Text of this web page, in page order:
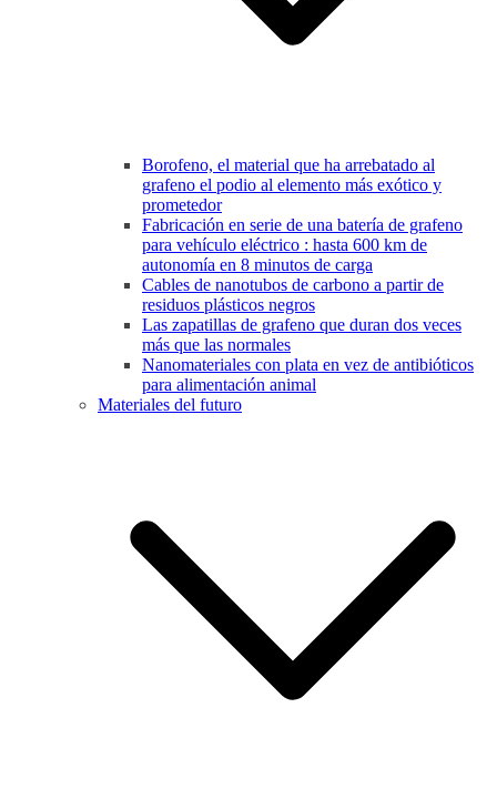
Borofeno, el material que ha arrebatado al
grafeno el podio al elemento más exótico y
prometedor
Fabricación en serie de una batería de grafeno
para vehículo eléctrico : hasta 600 km de
autonomía en 8 minutos de carga
Cables de nanotubos de carbono a partir de
residuos plásticos negros
Las zapatillas de grafeno que duran dos veces
más que las normales
Nanomateriales con plata en vez de antibióticos
para alimentación animal
Materiales del futuro